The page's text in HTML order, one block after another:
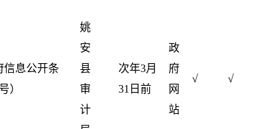
信息公开条
）
姚
安
县
审
计
次年3月
31日前
政
府
网
站
√ √